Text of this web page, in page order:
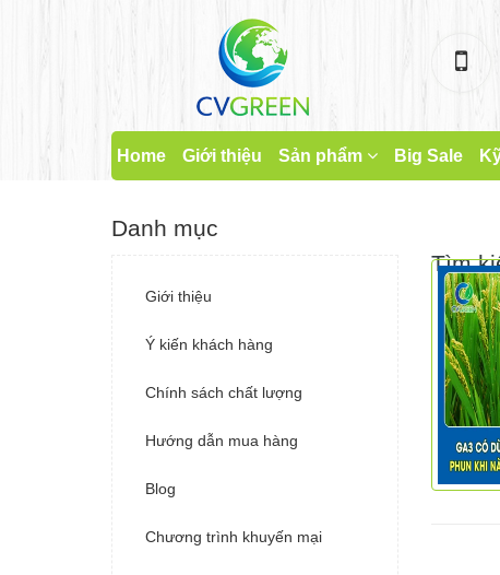
Home Giới thiệu Sản phẩm Big Sale
Tìm
Danh mục
Giới thiệu
Ý kiến khách hàng
Chính sách chất lượng
Hướng dẫn mua hàng
Blog
Chương trình khuyến mại